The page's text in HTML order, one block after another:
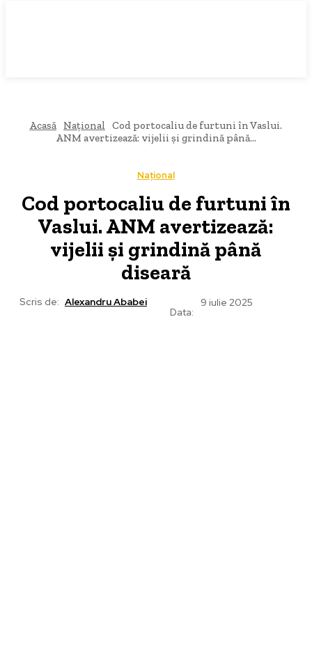
Acasă Național
Cod portocaliu de furtuni în Vaslui.
ANM avertizează: vijelii și grindină până...
Național
Cod portocaliu de furtuni în
Vaslui. ANM avertizează:
vijelii și grindină până
diseară
Scris de: Alexandru Ababei
Data:
9 iulie 2025